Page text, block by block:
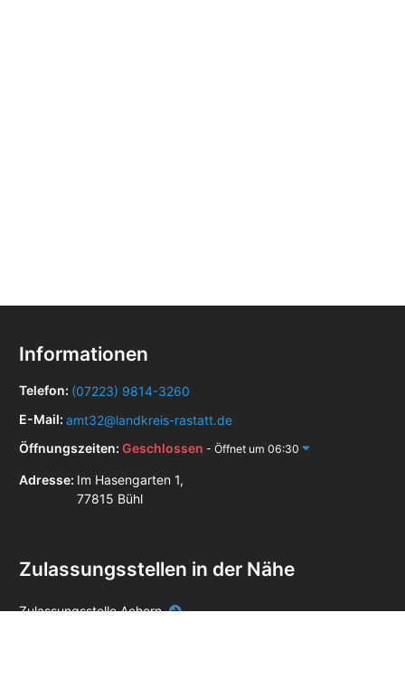
Informationen
Telefon: (07223) 9814-3260
E-Mail: amt32@landkreis-rastatt.de
Öffnungszeiten: Geschlossen - Öffnet um 06:30
Adresse: Im Hasengarten 1,
77815 Bühl
Zulassungsstellen in der Nähe
Zulassungsstelle Achern